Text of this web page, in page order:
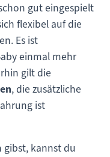
gut eingespielt
flexibel auf die
Es ist
einmal mehr
gilt die
, die zusätzliche
ist
gibst, kannst du